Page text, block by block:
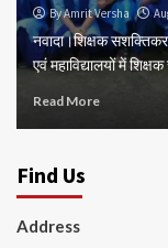
By Amrit Versha
नवादा।शिक्षक
एवं महाविद्यालयों में
Read More
Find Us
Address